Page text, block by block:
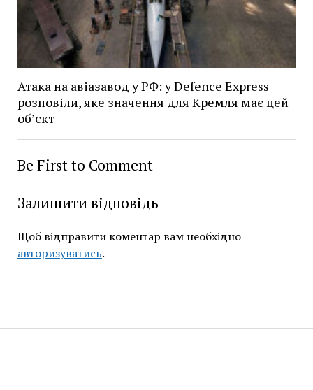
Атака на авіазавод у РФ: у Defence Express
розповіли, яке значення для Кремля має цей
об’єкт
Be First to Comment
Залишити відповідь
Щоб відправити коментар вам необхідно
авторизуватись.